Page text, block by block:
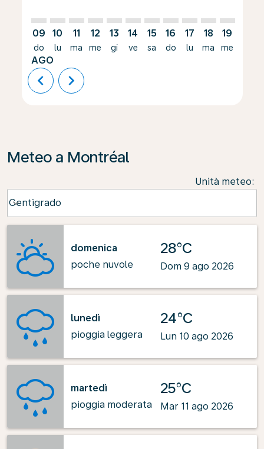
09
do
AGO
10
lu
11
ma
12
me
13
gi
14
ve
15
sa
16
do
17
lu
18
ma
19
me
chevron_left chevron_right
Meteo a Montréal
Unità meteo:
Centigrado
keyboard_arrow_down
domenica
poche nuvole
28°C
Dom 9 ago 2026
lunedì
pioggia leggera
24°C
Lun 10 ago 2026
martedì
pioggia moderata
25°C
Mar 11 ago 2026